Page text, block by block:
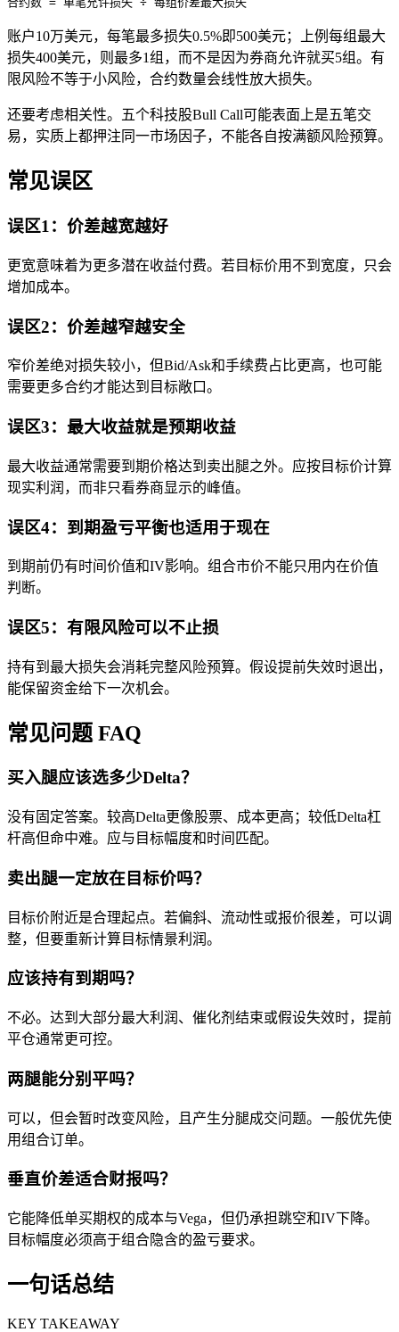
账户10万美元，每笔最多损失0.5%即500美元；上例每组最大
损失400美元，则最多1组，而不是因为券商允许就买5组。有
限风险不等于小风险，合约数量会线性放大损失。
还要考虑相关性。五个科技股Bull Call可能表面上是五笔交
易，实质上都押注同一市场因子，不能各自按满额风险预算。
常见误区
误区1：价差越宽越好
更宽意味着为更多潜在收益付费。若目标价用不到宽度，只会
增加成本。
误区2：价差越窄越安全
窄价差绝对损失较小，但Bid/Ask和手续费占比更高，也可能
需要更多合约才能达到目标敞口。
误区3：最大收益就是预期收益
最大收益通常需要到期价格达到卖出腿之外。应按目标价计算
现实利润，而非只看券商显示的峰值。
误区4：到期盈亏平衡也适用于现在
到期前仍有时间价值和IV影响。组合市价不能只用内在价值
判断。
误区5：有限风险可以不止损
持有到最大损失会消耗完整风险预算。假设提前失效时退出，
能保留资金给下一次机会。
常见问题 FAQ
买入腿应该选多少Delta？
没有固定答案。较高Delta更像股票、成本更高；较低Delta杠
杆高但命中难。应与目标幅度和时间匹配。
卖出腿一定放在目标价吗？
目标价附近是合理起点。若偏斜、流动性或报价很差，可以调
整，但要重新计算目标情景利润。
应该持有到期吗？
不必。达到大部分最大利润、催化剂结束或假设失效时，提前
平仓通常更可控。
两腿能分别平吗？
可以，但会暂时改变风险，且产生分腿成交问题。一般优先使
用组合订单。
垂直价差适合财报吗？
它能降低单买期权的成本与Vega，但仍承担跳空和IV下降。
目标幅度必须高于组合隐含的盈亏要求。
一句话总结
KEY TAKEAWAY